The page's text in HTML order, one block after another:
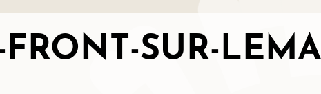
FRONT-SUR-